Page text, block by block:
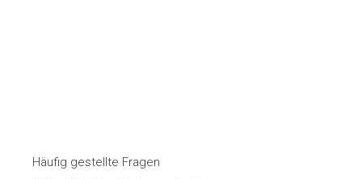
Häufig gestellte Fragen